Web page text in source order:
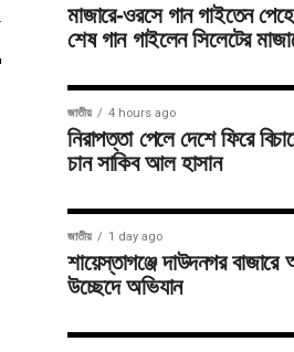
মাজারে-ওরসে গান গাইতেন
শেষ গান গাইলেন সিলেটের
জাতীয় 4 hours ago
নিরাপত্তা পেলে দেশে ফিরে
চান সাকিব আল হাসান
জাতীয় 1 day ago
শায়েস্তাগঞ্জে দাউদনগর
উচ্ছেদে অভিযান